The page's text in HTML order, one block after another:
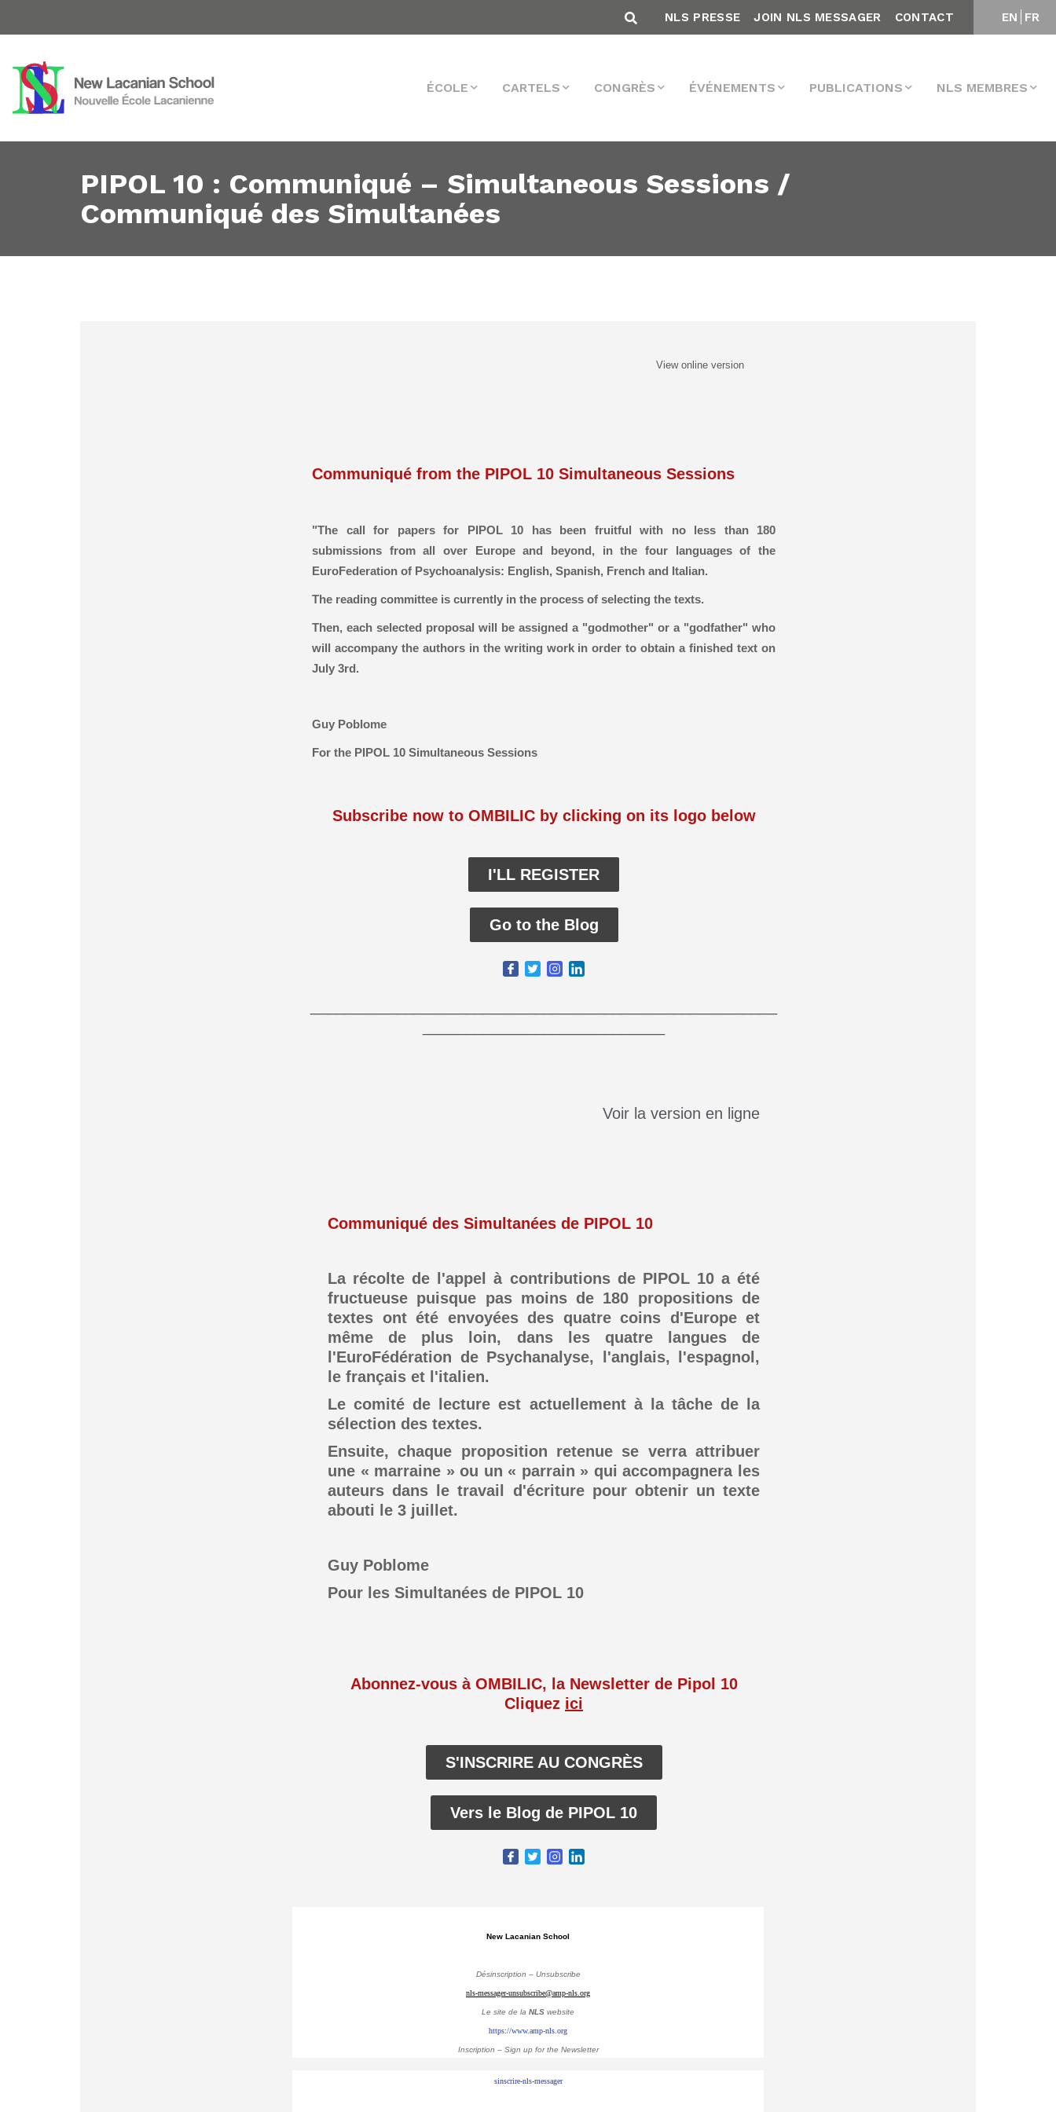
EN FR
NLS PRESSE JOIN NLS MESSAGER CONTACT
ÉCOLE CARTELS CONGRÈS ÉVÉNEMENTS PUBLICATIONS NLS MEMBRES
PIPOL 10 : Communiqué – Simultaneous Sessions /
Communiqué des Simultanées
View online version
Communiqué from the PIPOL 10 Simultaneous Sessions
"The call for papers for PIPOL 10 has been fruitful with no less than 180
submissions from all over Europe and beyond, in the four languages of the
EuroFederation of Psychoanalysis: English, Spanish, French and Italian.
The reading committee is currently in the process of selecting the texts.
Then, each selected proposal will be assigned a "godmother" or a "godfather" who
will accompany the authors in the writing work in order to obtain a finished text on
July 3rd.
Guy Poblome
For the PIPOL 10 Simultaneous Sessions
Subscribe now to OMBILIC by clicking on its logo below
I'LL REGISTER
Go to the Blog
Voir la version en ligne
Communiqué des Simultanées de PIPOL 10
La récolte de l'appel à contributions de PIPOL 10 a été
fructueuse puisque pas moins de 180 propositions de
textes ont été envoyées des quatre coins d'Europe et
même de plus loin, dans les quatre langues de
l'EuroFédération de Psychanalyse, l'anglais, l'espagnol,
le français et l'italien.
Le comité de lecture est actuellement à la tâche de la
sélection des textes.
Ensuite, chaque proposition retenue se verra attribuer
une « marraine » ou un « parrain » qui accompagnera les
auteurs dans le travail d'écriture pour obtenir un texte
abouti le 3 juillet.
Guy Poblome
Pour les Simultanées de PIPOL 10
Abonnez-vous à OMBILIC, la Newsletter de Pipol 10
Cliquez ici
S'INSCRIRE AU CONGRÈS
Vers le Blog de PIPOL 10
New Lacanian School
Désinscription – Unsubscribe
nls-messager-unsubscribe@amp-nls.org
Le site de la NLS website
https://www.amp-nls.org
Inscription – Sign up for the Newsletter
sinscrire-nls-messager